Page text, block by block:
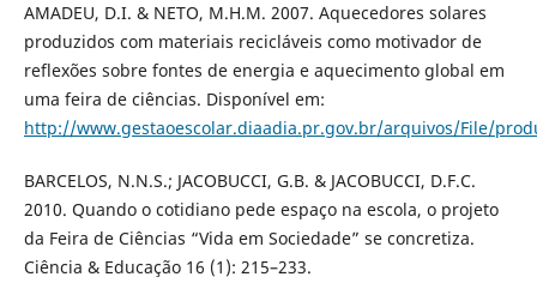
AMADEU, D.I. & NETO, M.H.M. 2007. Aquecedores solares
produzidos com materiais recicláveis como motivador de
reflexões sobre fontes de energia e aquecimento global em
uma feira de ciências. Disponível em:
http://www.gestaoescolar.diaadia.pr.gov.br/arquivos/File/
BARCELOS, N.N.S.; JACOBUCCI, G.B. & JACOBUCCI, D.F.C.
2010. Quando o cotidiano pede espaço na escola, o projeto
da Feira de Ciências “Vida em Sociedade” se concretiza.
Ciência & Educação 16 (1): 215–233.